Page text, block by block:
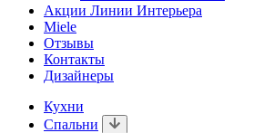
Акции Линии Интерьера
Miele
Отзывы
Контакты
Дизайнеры
Кухни
Спальни